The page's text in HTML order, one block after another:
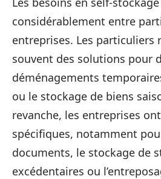
considérablement entre
entreprises. Les particuliers
souvent des solutions pour
déménagements
ou le stockage de biens
revanche, les entreprises
spécifiques, notamment
documents, le stockage de
excédentaires ou